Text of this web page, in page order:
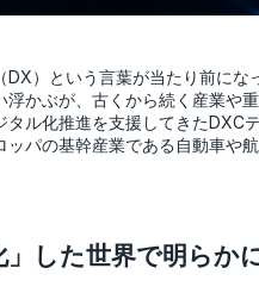
）という言葉が当たり前に
かぶが、古くから続く産業や
ル化推進を支援してきた
パの基幹産業である自動車
」した世界で明らか